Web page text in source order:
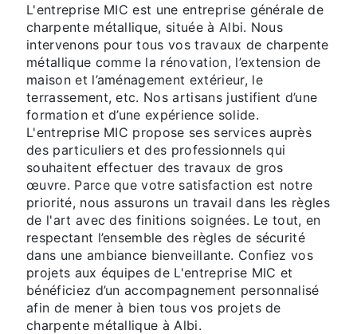
L'entreprise MIC est une entreprise générale de
charpente métallique, située à Albi. Nous
intervenons pour tous vos travaux de charpente
métallique comme la rénovation, l’extension de
maison et l’aménagement extérieur, le
terrassement, etc. Nos artisans justifient d’une
formation et d’une expérience solide.
L'entreprise MIC propose ses services auprès
des particuliers et des professionnels qui
souhaitent effectuer des travaux de gros
œuvre. Parce que votre satisfaction est notre
priorité, nous assurons un travail dans les règles
de l'art avec des finitions soignées. Le tout, en
respectant l’ensemble des règles de sécurité
dans une ambiance bienveillante. Confiez vos
projets aux équipes de L'entreprise MIC et
bénéficiez d’un accompagnement personnalisé
afin de mener à bien tous vos projets de
charpente métallique à Albi.